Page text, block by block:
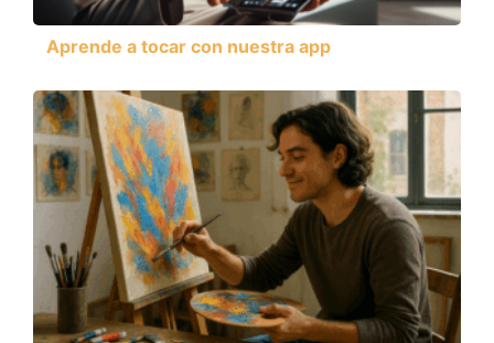
Aprende a tocar con nuestra app